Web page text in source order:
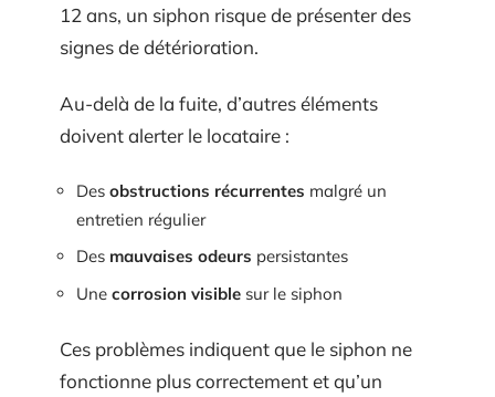
12 ans, un siphon risque de présenter des
signes de détérioration.
Au-delà de la fuite, d’autres éléments
doivent alerter le locataire :
Des obstructions récurrentes malgré un
entretien régulier
Des mauvaises odeurs persistantes
Une corrosion visible sur le siphon
Ces problèmes indiquent que le siphon ne
fonctionne plus correctement et qu’un